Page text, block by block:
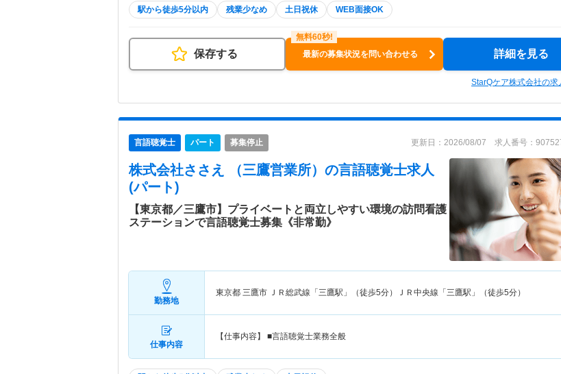
駅から徒歩5分以内 残業少なめ 土日祝休 WEB面接OK
保存する 最新の募集状況を問い合わせる 詳細を見る
StarQケア株式会社の求
言語聴覚士 パート 募集停止 更新日：2026/08/07 求人番号：
株式会社ささえ （三鷹営業所） の言語聴覚士求人
(パート)
【東京都／三鷹市】プライベートと両立しやすい環境の訪問看護
ステーションで言語聴覚士募集《非常勤》
勤務地
東京都 三鷹市 ＪＲ総武線「三鷹駅」（徒歩5分）ＪＲ中央線「三鷹駅」（徒歩5分）
仕事内容
【仕事内容】 ■言語聴覚士業務全般